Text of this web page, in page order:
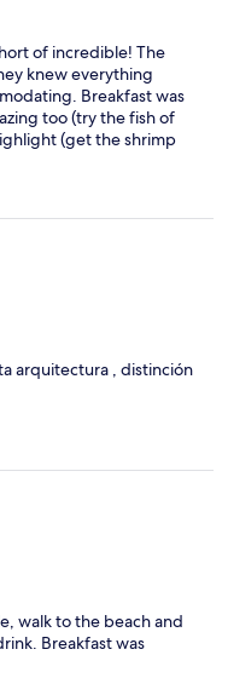
of incredible! The
knew everything
Breakfast was
too (try the fish of
(get the shrimp
be back, hopefully
arquitectura , distinción
walk to the beach and
Breakfast was